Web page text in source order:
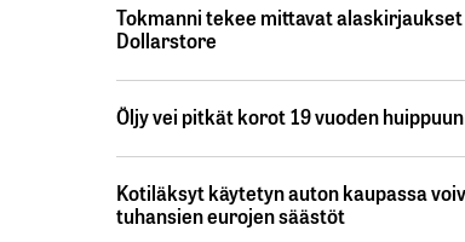
Tokmanni tekee mittavat alaskirjaukset
Dollarstore
Öljy vei pitkät korot 19 vuoden huippuun
Kotiläksyt käytetyn auton kaupassa
tuhansien eurojen säästöt